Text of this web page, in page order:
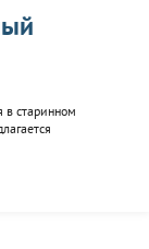
в старинном
Гости комплекса
в тренажерном